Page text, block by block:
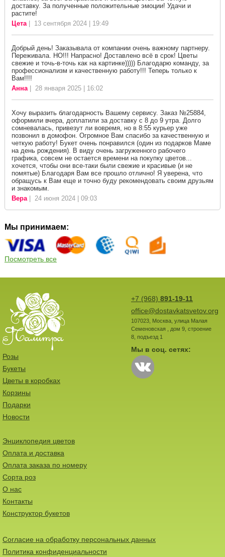
доставку. За полученные положительные эмоции! Удачи и
растите!
Цета| 13 сентября 2024 | 19:49
Добрый день! Заказывала от компании очень важному партнеру.
Переживала. НО!!! Напрасно! Доставлено всё в срок! Цветы
свежие и точь-в-точь как на картинке))))) Благодарю команду, за
профессионализм и качественную работу!!! Теперь только к
Вам!!!!
Анна| 28 января 2025 | 16:02
Хочу выразить благодарность Вашему сервису. Заказ №25884,
оформили вчера, доплатили за доставку с 8 до 9 утра. Долго
сомневалась, привезут ли вовремя, но в 8:55 курьер уже
позвонил в домофон. Огромное Вам спасибо за качественную и
четкую работу! Букет очень понравился (один из подарков Маме
на день рождения). В виду очень загруженного рабочего
графика, совсем не остается времени на покупку цветов...
хочется, чтобы они все-таки были свежие и красивые (и не
помятые) Благодаря Вам все прошло отлично! Я уверена, что
обращусь к Вам еще и точно буду рекомендовать своим друзьям
и знакомым.
Вера| 24 июня 2024 | 09:03
Мы принимаем:
Посмотреть все
+7 (968) 891-19-11
office@dostavkatsvetov.org
107023, Москва, улица Малая
Семеновская , дом 9, строение
8, подъезд 1
Мы в соц. сетях:
Розы
Букеты
Цветы в коробках
Корзины
Подарки
Новости
Энциклопедия цветов
Оплата и доставка
Оплата заказа по номеру
Сорта роз
О нас
Контакты
Конструктор букетов
Согласие на обработку персональных данных
Политика конфиденциальности